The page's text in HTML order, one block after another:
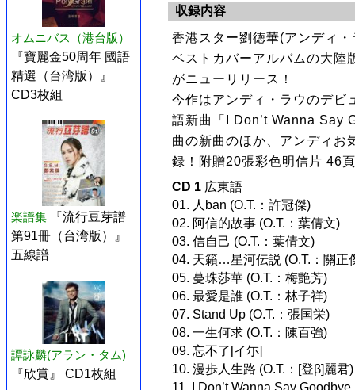
オムニバス（港台版）
『寶麗金50周年 國語
精選（台湾版）』
CD3枚組
楽譜集
『流行豆芽譜
第91冊（台湾版）』
五線譜
譚詠麟(アラン・タム)
『欣賞』 CD1枚組
収録内容
香港スター劉徳華(アンディ
ベストカバーアルバムの大
がニューリリース！
今作はアンディ・ラウのデビ
語新曲「I Don’t Wanna Say
曲の新曲のほか、アンディ
録！附贈20張彩色明信片 46
CD 1 広東語
01. 人ban (O.T.：許冠傑)
02. 阿信的故事 (O.T.：葉倩文)
03. 信自己 (O.T.：葉倩文)
04. 天籟…星河伝説 (O.T.：關正
05. 蔓珠莎華 (O.T.：梅艶芳)
06. 最愛是誰 (O.T.：林子祥)
07. Stand Up (O.T.：張国栄)
08. 一生何求 (O.T.：陳百強)
09. 忘不了[イ尓]
10. 漫歩人生路 (O.T.：[登β]麗君)
11. I Don’t Wanna Say